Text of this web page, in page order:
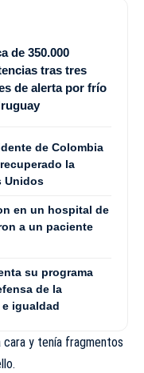
de 350.000
tras tres
de alerta por frío
de Colombia
la
Unidos
en un hospital de
a un paciente
su programa
de la
igualdad
y tenía fragmentos